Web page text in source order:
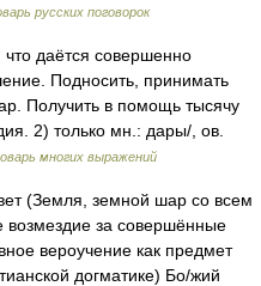
русских поговорок
даётся совершенно
Подносить, принимать
Получить в помощь тысячу
2) только мн.: дары/, ов.
многих выражений
(Земля, земной шар со всем
за совершённые
вероучение как предмет
догматике) Бо/жий